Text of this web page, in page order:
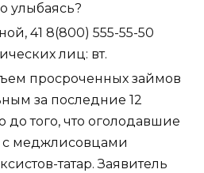
улыбаясь?
41 8(800) 555-55-50
лиц: вт.
просроченных займов
за последние 12
того, что оголодавшие
с меджлисовцами
татар. Заявитель